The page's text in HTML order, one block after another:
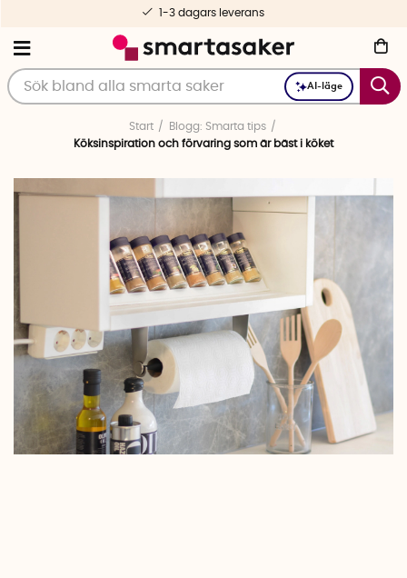
AI-läge
1-3 dagars leverans
Start
Blogg: Smarta tips
Köksinspiration och förvaring som är bäst i köket